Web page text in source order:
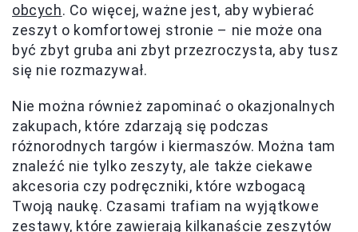
obcych. Co więcej, ważne jest, aby wybierać
zeszyt o komfortowej stronie – nie może ona
być zbyt gruba ani zbyt przezroczysta, aby tusz
się nie rozmazywał.
Nie można również zapominać o okazjonalnych
zakupach, które zdarzają się podczas
różnorodnych targów i kiermaszów. Można tam
znaleźć nie tylko zeszyty, ale także ciekawe
akcesoria czy podręczniki, które wzbogacą
Twoją naukę. Czasami trafiam na wyjątkowe
zestawy, które zawierają kilkanaście zeszytów